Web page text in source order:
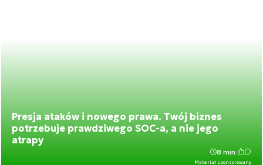
Presja ataków i nowego prawa. Twój biznes
potrzebuje prawdziwego SOC-a, a nie jego
atrapy
Materiał sponsorowany
8 min.